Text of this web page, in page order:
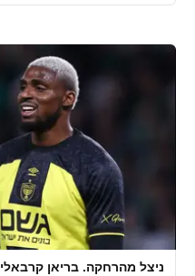
ניצל מהרחקה. בריאן קרבאלי